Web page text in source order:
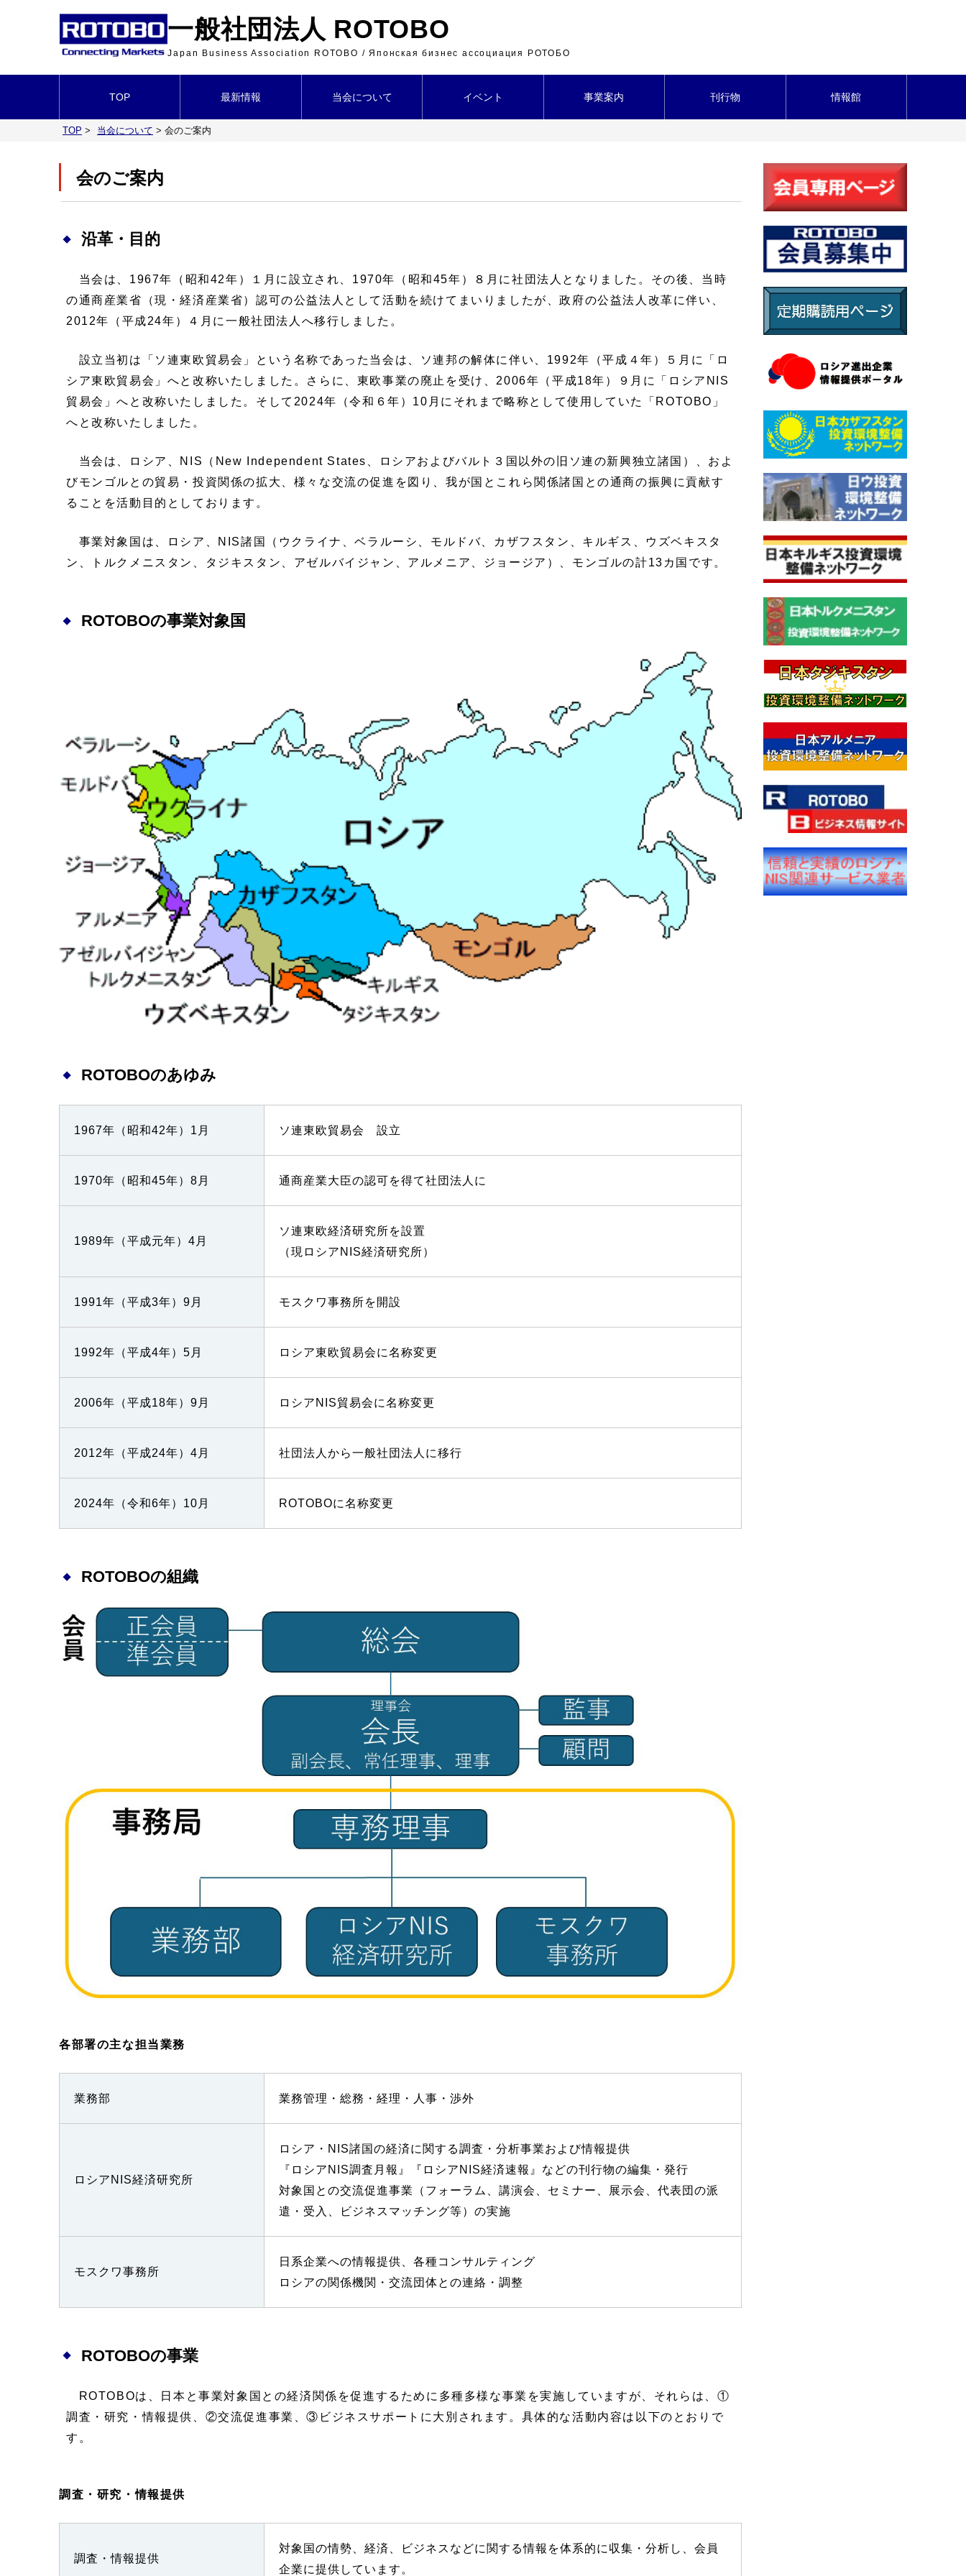
一般社団法人 ROTOBO
Japan Business Association ROTOBO / Японская бизнес ассоциация РОТОБО
TOP 最新情報 当会について イベント 事業案内 刊行物 情報館
TOP > 当会について > 会のご案内
会のご案内
沿革・目的
当会は、1967年（昭和42年）１月に設立され、1970年（昭和45年）８月に社団法人となりました。その後、当時
の通商産業省（現・経済産業省）認可の公益法人として活動を続けてまいりましたが、政府の公益法人改革に伴い、
2012年（平成24年）４月に一般社団法人へ移行しました。
設立当初は「ソ連東欧貿易会」という名称であった当会は、ソ連邦の解体に伴い、1992年（平成４年）５月に「ロ
シア東欧貿易会」へと改称いたしました。さらに、東欧事業の廃止を受け、2006年（平成18年）９月に「ロシアNIS
貿易会」へと改称いたしました。そして2024年（令和６年）10月にそれまで略称として使用していた「ROTOBO」
へと改称いたしました。
当会は、ロシア、NIS（New Independent States、ロシアおよびバルト３国以外の旧ソ連の新興独立諸国）、およ
びモンゴルとの貿易・投資関係の拡大、様々な交流の促進を図り、我が国とこれら関係諸国との通商の振興に貢献す
ることを活動目的としております。
事業対象国は、ロシア、NIS諸国（ウクライナ、ベラルーシ、モルドバ、カザフスタン、キルギス、ウズベキスタ
ン、トルクメニスタン、タジキスタン、アゼルバイジャン、アルメニア、ジョージア）、モンゴルの計13カ国です。
ROTOBOの事業対象国
ROTOBOのあゆみ
1967年（昭和42年）1月 ソ連東欧貿易会 設立
1970年（昭和45年）8月 通商産業大臣の認可を得て社団法人に
1989年（平成元年）4月
ソ連東欧経済研究所を設置
（現ロシアNIS経済研究所）
1991年（平成3年）9月 モスクワ事務所を開設
1992年（平成4年）5月 ロシア東欧貿易会に名称変更
2006年（平成18年）9月 ロシアNIS貿易会に名称変更
2012年（平成24年）4月 社団法人から一般社団法人に移行
2024年（令和6年）10月 ROTOBOに名称変更
ROTOBOの組織
各部署の主な担当業務
業務部 業務管理・総務・経理・人事・渉外
ロシアNIS経済研究所
ロシア・NIS諸国の経済に関する調査・分析事業および情報提供
『ロシアNIS調査月報』『ロシアNIS経済速報』などの刊行物の編集・発行
対象国との交流促進事業（フォーラム、講演会、セミナー、展示会、代表団の派
遣・受入、ビジネスマッチング等）の実施
モスクワ事務所
日系企業への情報提供、各種コンサルティング
ロシアの関係機関・交流団体との連絡・調整
ROTOBOの事業
ROTOBOは、日本と事業対象国との経済関係を促進するために多種多様な事業を実施していますが、それらは、①
調査・研究・情報提供、②交流促進事業、③ビジネスサポートに大別されます。具体的な活動内容は以下のとおりで
す。
調査・研究・情報提供
調査・情報提供
対象国の情勢、経済、ビジネスなどに関する情報を体系的に収集・分析し、会員
企業に提供しています。